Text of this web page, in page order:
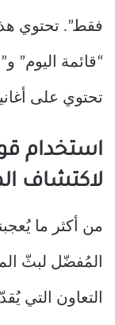
فقط”. تحتوي
“قائمة اليوم”
تحتوي على
استخدام
لاكتشاف
المُفضّل لبثّ
التعاون التي